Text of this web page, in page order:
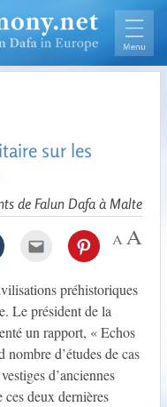
sur les
de Falun Dafa à Malte
préhistoriques
Le président de la
un rapport, « Echos
d’études de cas
d’anciennes
deux dernières